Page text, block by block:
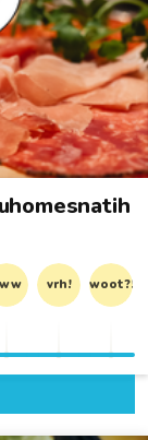
vrh! woot?!